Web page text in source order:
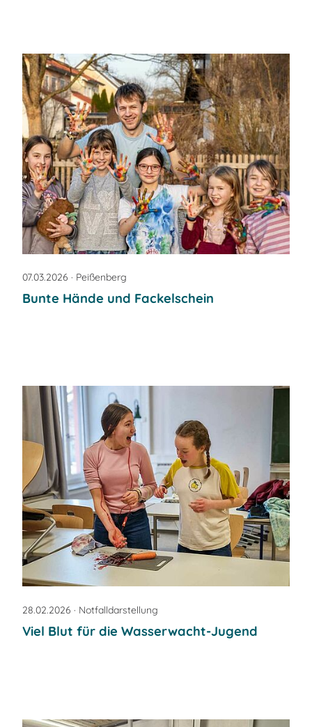
07.03.2026 · Peißenberg
Bunte Hände und Fackelschein
28.02.2026 · Notfalldarstellung
Viel Blut für die Wasserwacht-Jugend